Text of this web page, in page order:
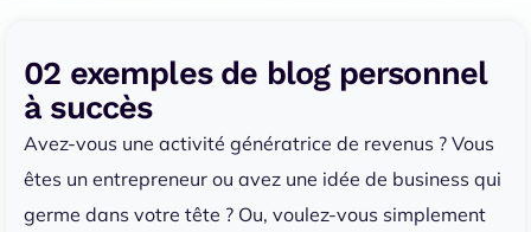
02 exemples de blog personnel
à succès
Avez-vous une activité génératrice de revenus ? Vous
êtes un entrepreneur ou avez une idée de business qui
germe dans votre tête ? Ou, voulez-vous simplement